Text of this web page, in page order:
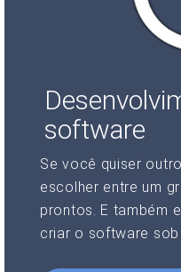
software
Se você quiser
escolher entre um
prontos. E também
criar o software sob